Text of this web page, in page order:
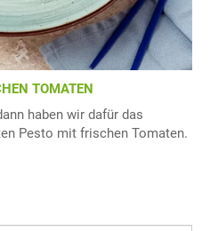
TOMATEN
haben wir dafür das
Pesto mit frischen Tomaten.